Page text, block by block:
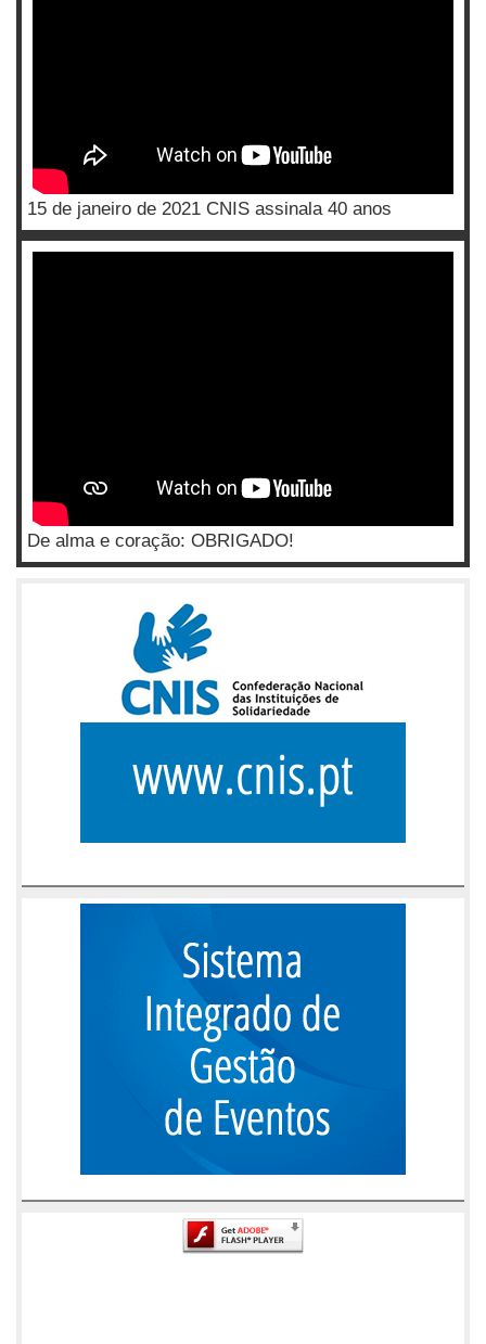
15 de janeiro de 2021 CNIS assinala 40 anos
De alma e coração: OBRIGADO!